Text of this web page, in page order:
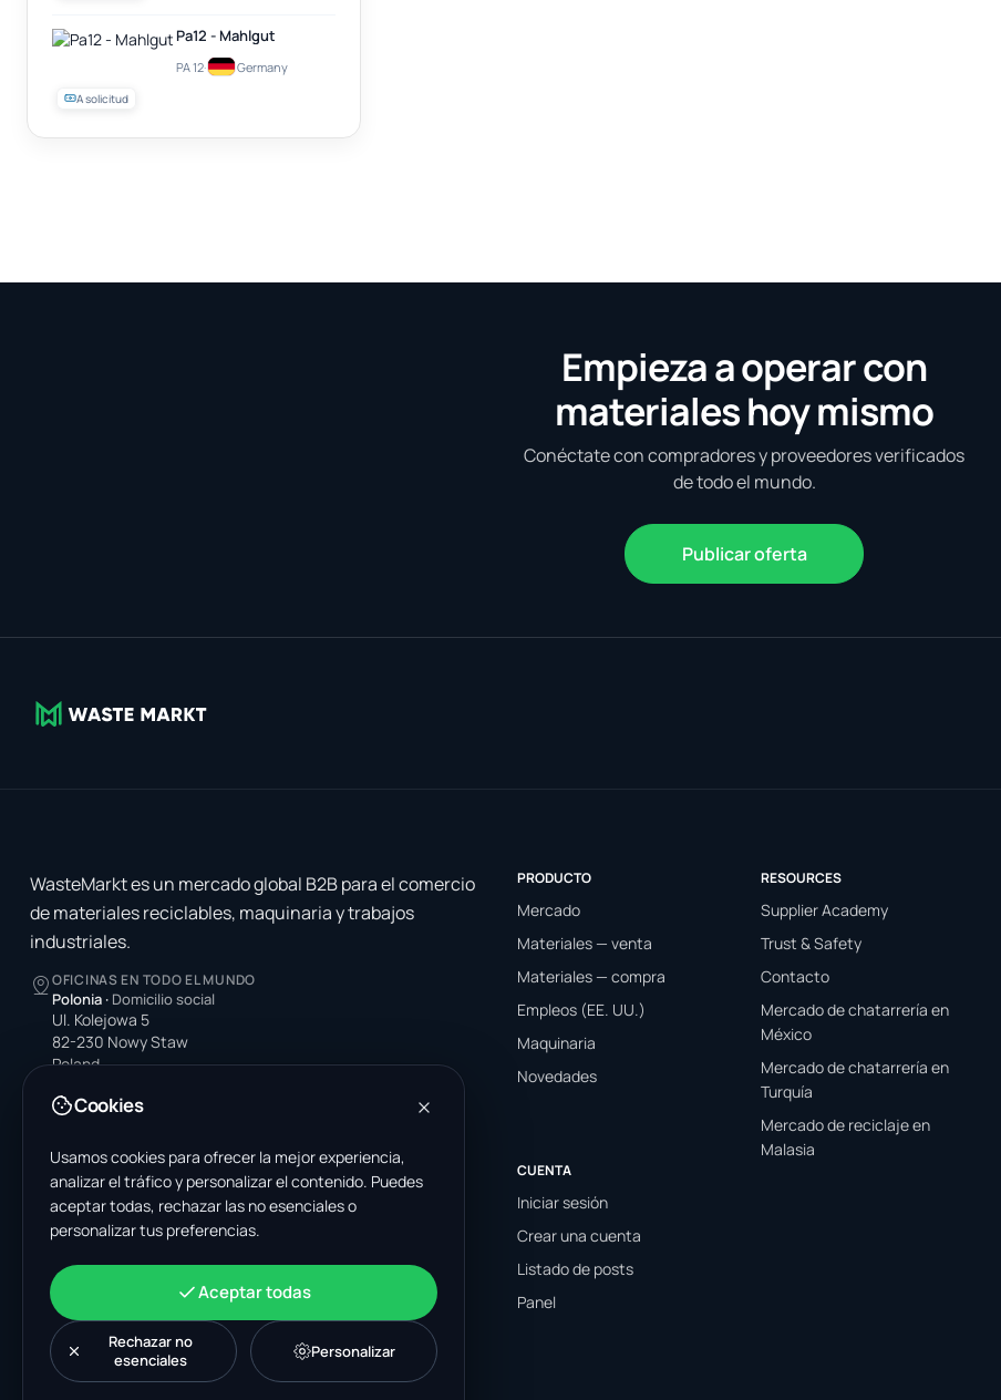
A solicitud
Pa12 - Mahlgut
PA 12· Germany
Empieza a operar con
materiales hoy mismo
Conéctate con compradores y proveedores verificados
de todo el mundo.
Publicar oferta
WasteMarkt es un mercado global B2B para el comercio
de materiales reciclables, maquinaria y trabajos
industriales.
OFICINAS EN TODO EL MUNDO
Polonia · Domicilio social
Ul. Kolejowa 5
82-230 Nowy Staw
Poland
Estados Unidos
Pinellas Park, FL 33781-3536
United States
India
A-199, Sector 63
Noida, Uttar Pradesh 201301
India
+48 606 662 650
support@wastemarkt.com
office@wastemarkt.com
PRODUCTO
Mercado
Materiales — venta
Materiales — compra
Empleos (EE. UU.)
Maquinaria
Novedades
RESOURCES
Supplier Academy
Trust & Safety
Contacto
Mercado de chatarrería en
México
Mercado de chatarrería en
Turquía
Mercado de reciclaje en
Malasia
CUENTA
Iniciar sesión
Crear una cuenta
Listado de posts
Panel
Cookies
Usamos cookies para ofrecer la mejor experiencia,
analizar el tráfico y personalizar el contenido. Puedes
aceptar todas, rechazar las no esenciales o
personalizar tus preferencias.
Aceptar todas
Rechazar no
esenciales
Personalizar